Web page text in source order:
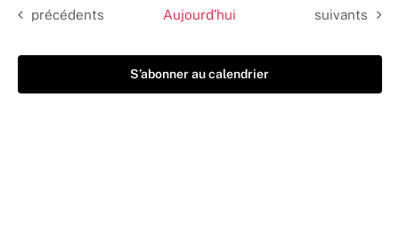
Évènements
précédents Aujourd’hui Évènements
suivants
S’abonner au calendrier